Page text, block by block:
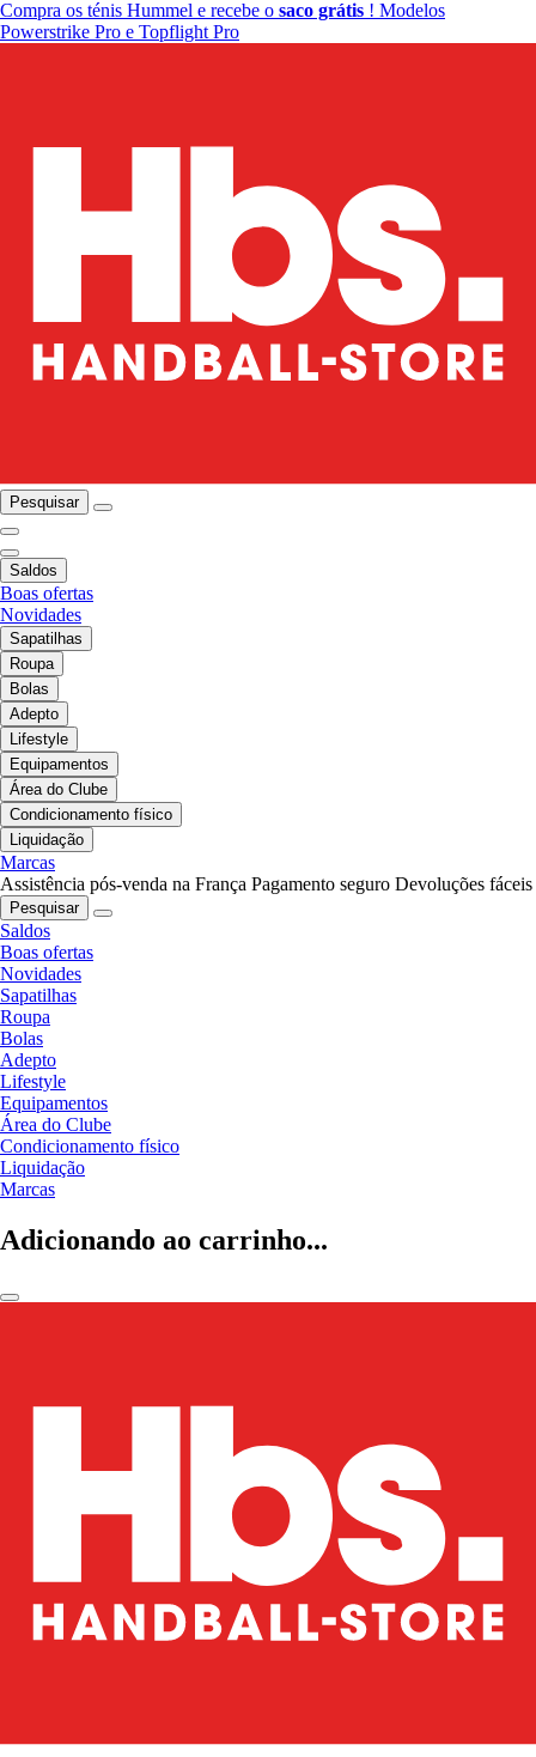
Compra os ténis Hummel e recebe o saco grátis ! Modelos
Powerstrike Pro e Topflight Pro
Pesquisar
Saldos
Boas ofertas
Novidades
Sapatilhas
Roupa
Bolas
Adepto
Lifestyle
Equipamentos
Área do Clube
Condicionamento físico
Liquidação
Marcas
Assistência pós-venda na França Pagamento seguro Devoluções fáceis
Pesquisar
Saldos
Boas ofertas
Novidades
Sapatilhas
Roupa
Bolas
Adepto
Lifestyle
Equipamentos
Área do Clube
Condicionamento físico
Liquidação
Marcas
Adicionando ao carrinho...